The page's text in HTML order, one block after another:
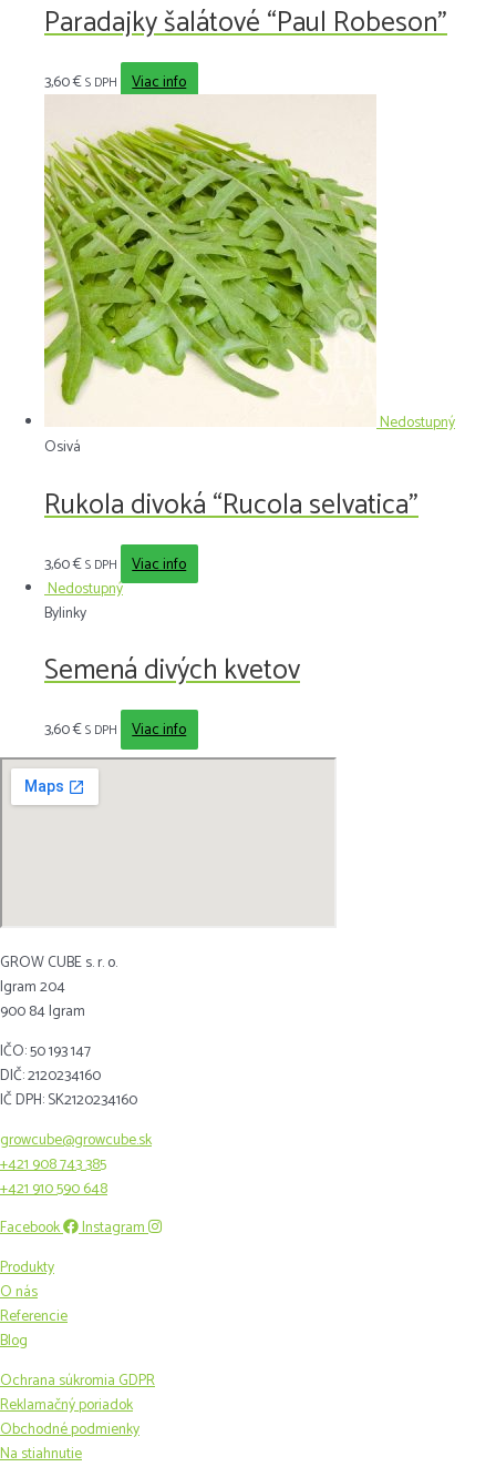
Paradajky šalátové “Paul Robeson”
3,60€S DPH Viac info
Nedostupný
Osivá
Rukola divoká “Rucola selvatica”
3,60€S DPH
Viac info
Nedostupný
Bylinky
Semená divých kvetov
3,60€S DPH Viac info
GROW CUBE s. r. o.
Igram 204
900 84 Igram
IČO: 50 193 147
DIČ: 2120234160
IČ DPH: SK2120234160
growcube@growcube.sk
+421 908 743 385
+421 910 590 648
Facebook
Instagram
Produkty
O nás
Referencie
Blog
Ochrana súkromia GDPR
Reklamačný poriadok
Obchodné podmienky
Na stiahnutie